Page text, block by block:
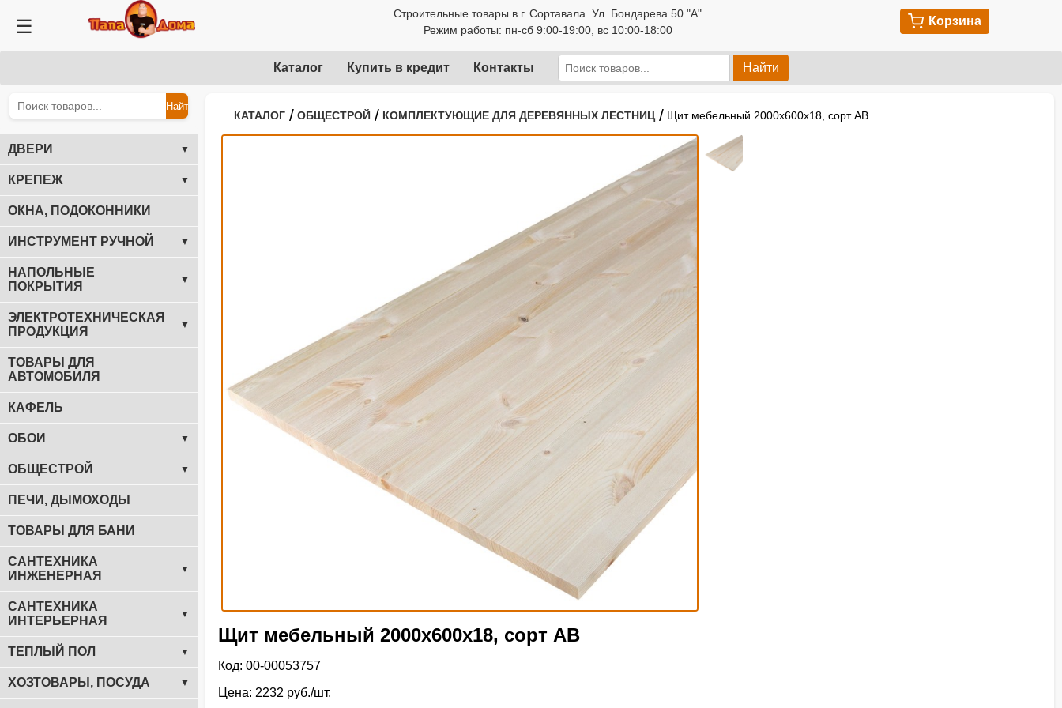
☰
Строительные товары в г. Сортавала. Ул. Бондарева 50 "А"
Режим работы: пн-сб 9:00-19:00, вс 10:00-18:00
Корзина
Каталог Купить в кредит Контакты Найти
Найти
ДВЕРИ ▼
КРЕПЕЖ ▼
ОКНА, ПОДОКОННИКИ
ИНСТРУМЕНТ РУЧНОЙ ▼
НАПОЛЬНЫЕ
ПОКРЫТИЯ
▼
ЭЛЕКТРОТЕХНИЧЕСКАЯ
ПРОДУКЦИЯ
▼
ТОВАРЫ ДЛЯ
АВТОМОБИЛЯ
КАФЕЛЬ
ОБОИ ▼
ОБЩЕСТРОЙ ▼
ПЕЧИ, ДЫМОХОДЫ
ТОВАРЫ ДЛЯ БАНИ
САНТЕХНИКА
ИНЖЕНЕРНАЯ
▼
САНТЕХНИКА
ИНТЕРЬЕРНАЯ
▼
ТЕПЛЫЙ ПОЛ ▼
ХОЗТОВАРЫ, ПОСУДА ▼
КАТАЛОГ / ОБЩЕСТРОЙ / КОМПЛЕКТУЮЩИЕ ДЛЯ ДЕРЕВЯННЫХ ЛЕСТНИЦ / Щит мебельный 2000х600х18, сорт АВ
Щит мебельный 2000х600х18, сорт АВ
Код: 00-00053757
Цена: 2232 руб./шт.